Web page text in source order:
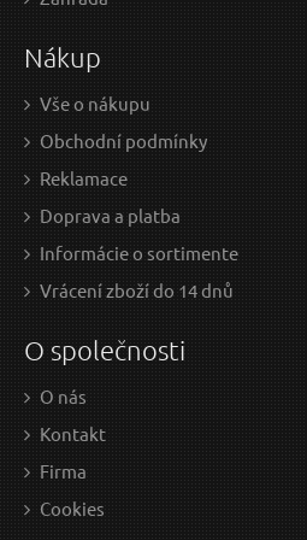
Skladem
4,45 EUR / Ks
3.62 EUR bez DPH
Nákup
Vše o nákupu
Obchodní podmínky
Reklamace
Doprava a platba
Informácie o sortimente
Vrácení zboží do 14 dnů
O společnosti
O nás
Kontakt
Firma
Cookies